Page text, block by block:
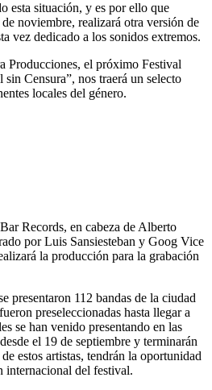
esta situación, y es por ello que
noviembre, realizará otra versión de
vez dedicado a los sonidos extremos.
Producciones, el próximo Festival
Censura”, nos traerá un selecto
locales del género.
Records, en cabeza de Alberto
por Luis Sansiesteban y Goog Vice
la producción para la grabación
presentaron 112 bandas de la ciudad
preseleccionadas hasta llegar a
se han venido presentando en las
el 19 de septiembre y terminarán
estos artistas, tendrán la oportunidad
internacional del festival.